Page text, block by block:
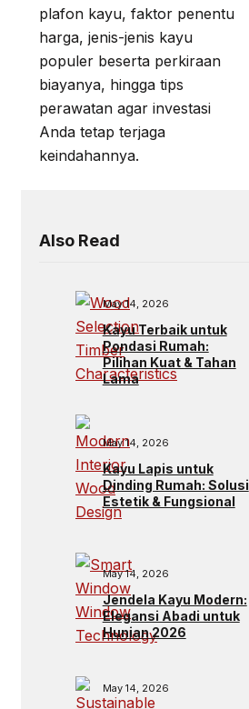
plafon kayu, faktor penentu
harga, jenis-jenis kayu
populer beserta perkiraan
biayanya, hingga tips
perawatan agar investasi
Anda tetap terjaga
keindahannya.
Also Read
May 14, 2026
Kayu Terbaik untuk
Pondasi Rumah:
Pilihan Kuat & Tahan
Lama
May 14, 2026
Kayu Lapis untuk
Dinding Rumah: Solusi
Estetik & Fungsional
May 14, 2026
Jendela Kayu Modern:
Elegansi Abadi untuk
Hunian 2026
May 14, 2026